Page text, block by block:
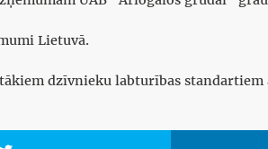
Lietuvā.
dzīvnieku labturības